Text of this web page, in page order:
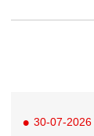
30-07-2026